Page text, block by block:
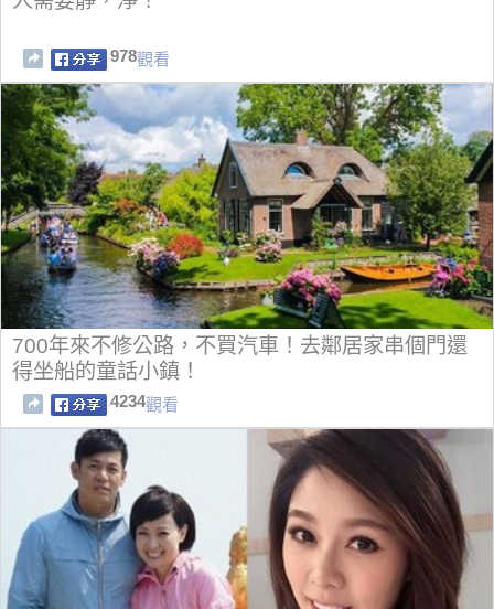
978觀看
700年來不修公路，不買汽車！去鄰居家串個門還
得坐船的童話小鎮！
4234觀看